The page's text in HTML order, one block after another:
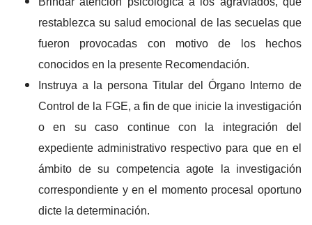
restablezca su salud emocional de las secuelas que
fueron provocadas con motivo de los hechos
conocidos en la presente Recomendación.
Instruya a la persona Titular del Órgano Interno de
Control de la FGE, a fin de que inicie la investigación
o en su caso continue con la integración del
expediente administrativo respectivo para que en el
ámbito de su competencia agote la investigación
correspondiente y en el momento procesal oportuno
dicte la determinación.